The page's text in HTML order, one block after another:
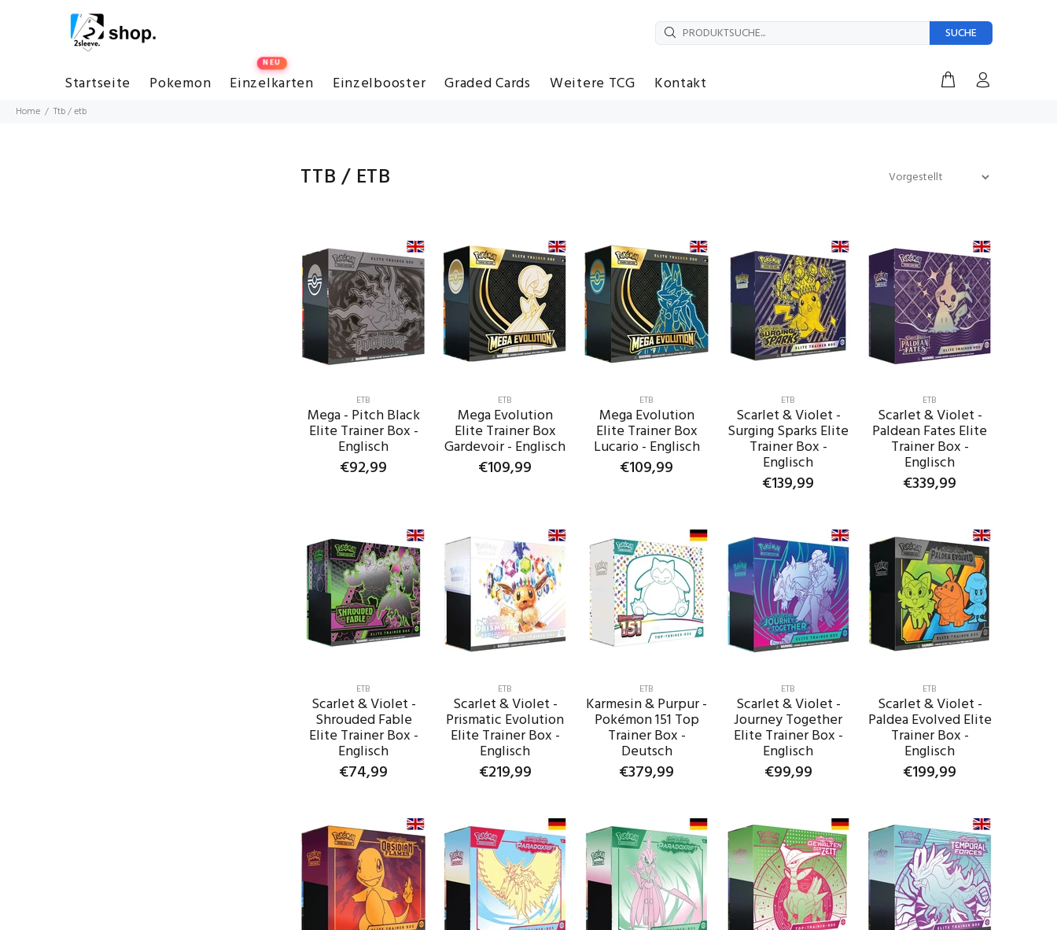
SUCHE
Startseite Pokemon Einzelkarten Einzelbooster Graded Cards Weitere TCG Kontakt
Home Ttb / etb
TTB / ETB
ETB
Mega - Pitch Black
Elite Trainer Box -
Englisch
€92,99
ETB
Mega Evolution
Elite Trainer Box
Gardevoir - Englisch
€109,99
ETB
Mega Evolution
Elite Trainer Box
Lucario - Englisch
€109,99
ETB
Scarlet & Violet -
Surging Sparks Elite
Trainer Box -
Englisch
€139,99
ETB
Scarlet & Violet -
Paldean Fates Elite
Trainer Box -
Englisch
€339,99
ETB
Scarlet & Violet -
Shrouded Fable
Elite Trainer Box -
Englisch
€74,99
ETB
Scarlet & Violet -
Prismatic Evolution
Elite Trainer Box -
Englisch
€219,99
ETB
Karmesin & Purpur -
Pokémon 151 Top
Trainer Box -
Deutsch
€379,99
ETB
Scarlet & Violet -
Journey Together
Elite Trainer Box -
Englisch
€99,99
ETB
Scarlet & Violet -
Paldea Evolved Elite
Trainer Box -
Englisch
€199,99